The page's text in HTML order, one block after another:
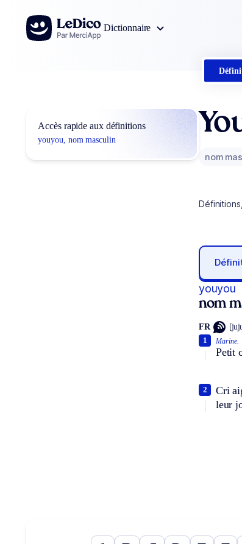
Aller au contenu
Dictionnaire
Accès rapide aux définitions
youyou, nom masculin
nom
youyou
nom
FR
Marine.
Petit
1
Cri
leur
2